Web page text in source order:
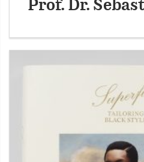
Prof. Dr.